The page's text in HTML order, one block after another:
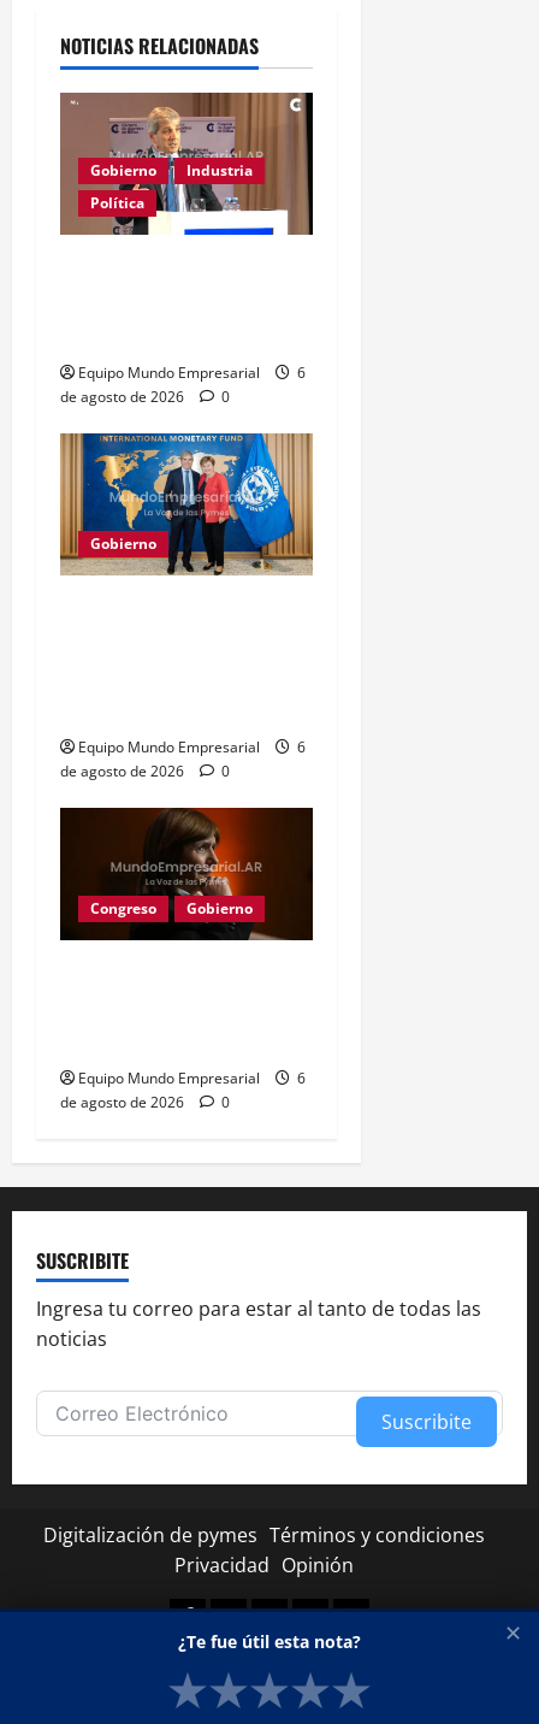
NOTICIAS RELACIONADAS
Gobierno
Industria
Política
Equipo Mundo Empresarial
6
de agosto de 2026
0
Gobierno
Equipo Mundo Empresarial
6
de agosto de 2026
0
Congreso Gobierno
Equipo Mundo Empresarial
6
de agosto de 2026
0
SUSCRIBITE
Ingresa tu correo para estar al tanto de todas las
noticias
Suscribite
Digitalización de pymes Términos y condiciones
Privacidad Opinión
Facebook
TwitterLinkedinYoutubeInstagram
Copyright © Todos los derechos reservados.
MoreNews
por AF themes.
✕
¿Te fue útil esta nota?
★★★★★